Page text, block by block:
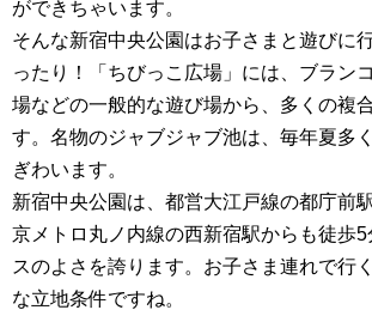
ができちゃいます。
そんな新宿中央公園はお子さまと遊びに
ったり！「ちびっこ広場」には、ブラン
場などの一般的な遊び場から、多くの複
す。名物のジャブジャブ池は、毎年夏多
ぎわいます。
新宿中央公園は、都営大江戸線の都庁前
京メトロ丸ノ内線の西新宿駅からも徒歩
スのよさを誇ります。お子さま連れで行
な立地条件ですね。